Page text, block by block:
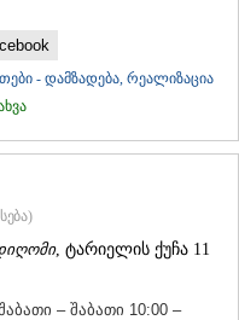
- დამზადება, რეალიზაცია
)
, ტარიელის ქუჩა 11
– შაბათი 10:00 –